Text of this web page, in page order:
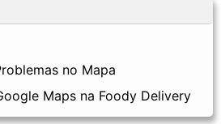
no Mapa
Maps na Foody Delivery